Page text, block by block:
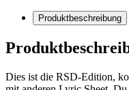
Produktbeschreibung
Dies ist die RSD-Edition,